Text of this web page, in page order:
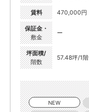
賃料 470,000円
保証金・
敷金
ー
坪面積/
階数
57.48坪/1階
NEW